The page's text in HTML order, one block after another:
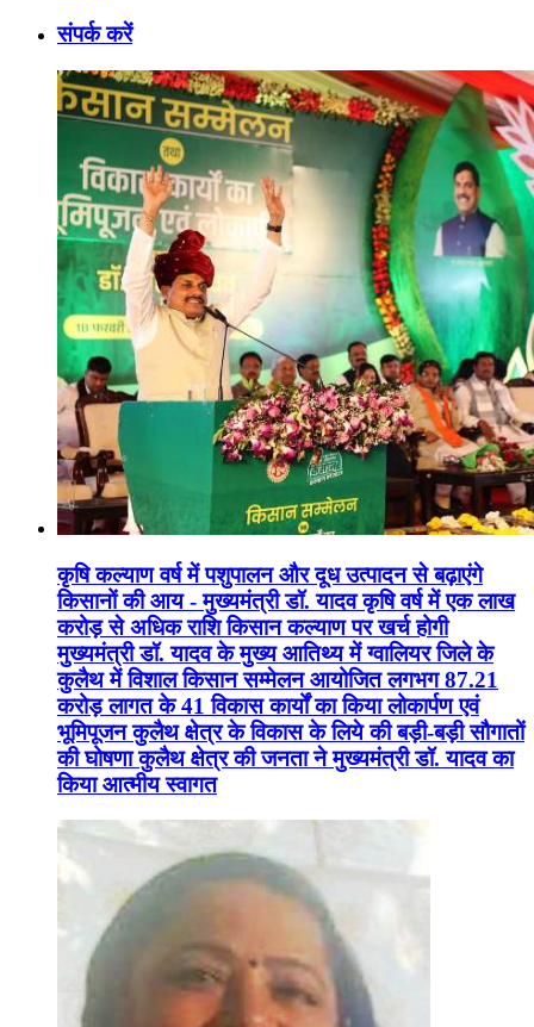
संपर्क करें
कृषि कल्याण वर्ष में पशुपालन और दूध उत्पादन से बढ़ाएंगे
किसानों की आय - मुख्यमंत्री डॉ. यादव कृषि वर्ष में एक लाख
करोड़ से अधिक राशि किसान कल्याण पर खर्च होगी
मुख्यमंत्री डॉ. यादव के मुख्य आतिथ्य में ग्वालियर जिले के
कुलैथ में विशाल किसान सम्मेलन आयोजित लगभग 87.21
करोड़ लागत के 41 विकास कार्यों का किया लोकार्पण एवं
भूमिपूजन कुलैथ क्षेत्र के विकास के लिये की बड़ी-बड़ी सौगातों
की घोषणा कुलैथ क्षेत्र की जनता ने मुख्यमंत्री डॉ. यादव का
किया आत्मीय स्वागत